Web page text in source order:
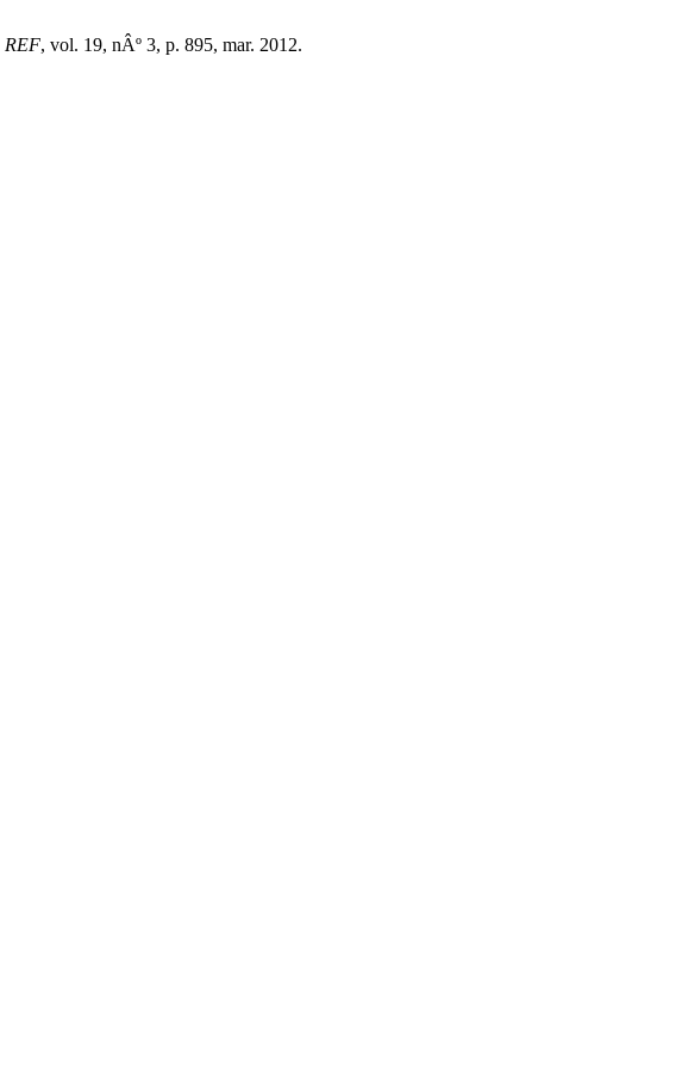
REF, vol. 19, nÂº 3, p. 895, mar. 2012.